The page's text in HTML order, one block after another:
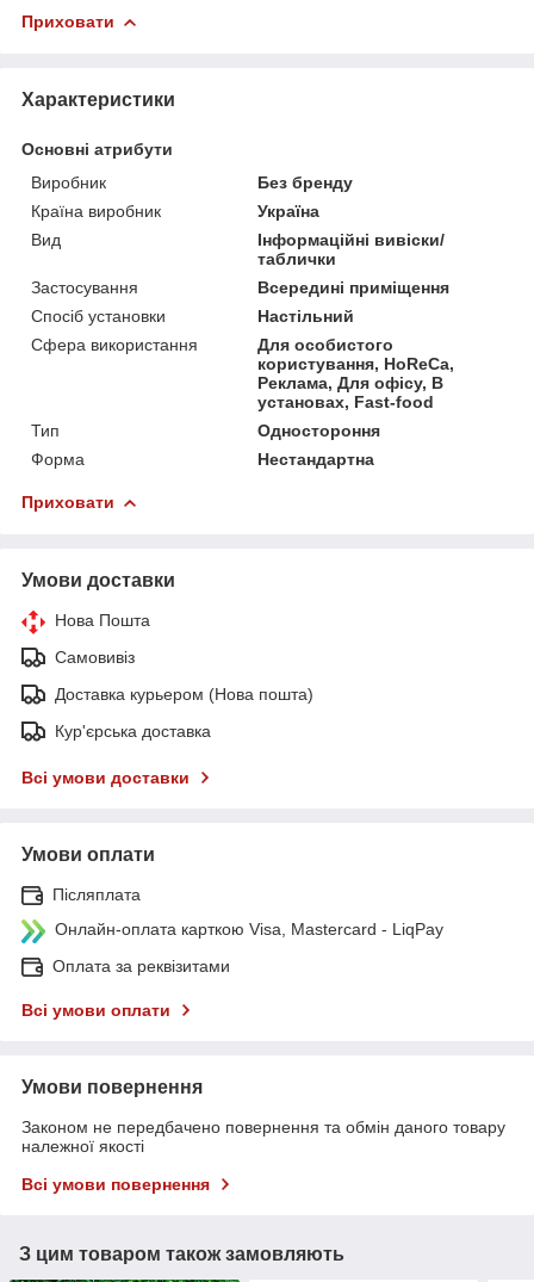
Приховати
Характеристики
Основні атрибути
Виробник
Без бренду
Країна виробник
Україна
Вид
Інформаційні вивіски/
таблички
Застосування
Всередині приміщення
Спосіб установки
Настільний
Сфера використання
Для особистого
користування, HoReCa,
Реклама, Для офісу, В
установах, Fast-food
Тип
Одностороння
Форма
Нестандартна
Приховати
Умови доставки
Нова Пошта
Самовивіз
Доставка курьером (Нова пошта)
Кур'єрська доставка
Всі умови доставки
Умови оплати
Післяплата
Онлайн-оплата карткою Visa, Mastercard - LiqPay
Оплата за реквізитами
Всі умови оплати
Умови повернення
Законом не передбачено повернення та обмін даного товару
належної якості
Всі умови повернення
З цим товаром також замовляють